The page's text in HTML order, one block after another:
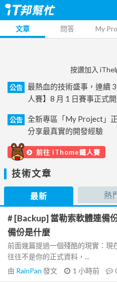
文章 問答 My
按讚加入
公告
最熱血的技術盛事，連續
人賽】8 月 1 日賽事正式開
公告
全新專區「My Project」
分享最真實的開發經驗
前往 iThome鐵人賽
技術文章
最新 熱
# [Backup] 當勒索軟體連備
備份是什麼
前面幾篇提過一個殘酷的現實：現
往往不是你的正式資料，...
由 RainPan 發文 1 小時前